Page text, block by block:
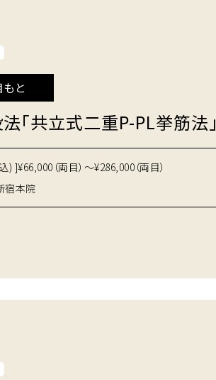
もと
「共立式二重P-PL挙筋法」
) ]¥66,000（両目）～¥286,000（両目）
宿本院